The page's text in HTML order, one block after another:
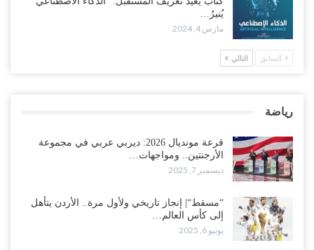
يُنيرُ…
مارس 4, 2024
السابق التالي
رياضة
قرعة مونديال 2026: ديربي عربي في مجموعة
الأرجنتين.. ومواجهات…
ديسمبر 7, 2025
“مسقط“| إنجاز تاريخي ولأول مرة.. الأردن يتأهل
إلى كأس العالم…
يونيو 6, 2025